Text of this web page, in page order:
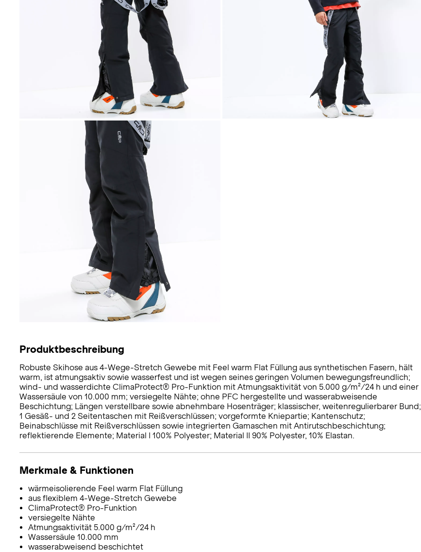
Produktbeschreibung
Robuste Skihose aus 4-Wege-Stretch Gewebe mit Feel warm Flat Füllung aus synthetischen Fasern, hält
warm, ist atmungsaktiv sowie wasserfest und ist wegen seines geringen Volumen bewegungsfreundlich;
wind- und wasserdichte ClimaProtect® Pro-Funktion mit Atmungsaktivität von 5.000 g/m²/24 h und einer
Wassersäule von 10.000 mm; versiegelte Nähte; ohne PFC hergestellte und wasserabweisende
Beschichtung; Längen verstellbare sowie abnehmbare Hosenträger; klassischer, weitenregulierbarer Bund;
1 Gesäß- und 2 Seitentaschen mit Reißverschlüssen; vorgeformte Kniepartie; Kantenschutz;
Beinabschlüsse mit Reißverschlüssen sowie integrierten Gamaschen mit Antirutschbeschichtung;
reflektierende Elemente; Material I 100% Polyester; Material II 90% Polyester, 10% Elastan.
Merkmale & Funktionen
wärmeisolierende Feel warm Flat Füllung
aus flexiblem 4-Wege-Stretch Gewebe
ClimaProtect® Pro-Funktion
versiegelte Nähte
Atmungsaktivität 5.000 g/m²/24 h
Wassersäule 10.000 mm
wasserabweisend beschichtet